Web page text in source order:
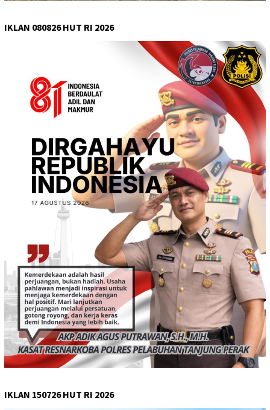
IKLAN 080826 HUT RI 2026
IKLAN 150726 HUT RI 2026